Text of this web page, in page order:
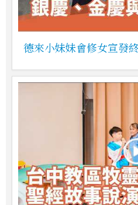
德來小妹妹會修女宣發